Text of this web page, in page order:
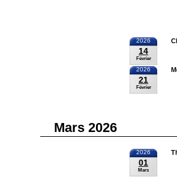
2026
14
Février
2026
21
Février
Mars 2026
2026
01
Mars